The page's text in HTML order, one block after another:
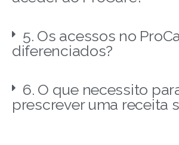
5. Os acessos no
diferenciados?
6. O que necessito
prescrever uma receita